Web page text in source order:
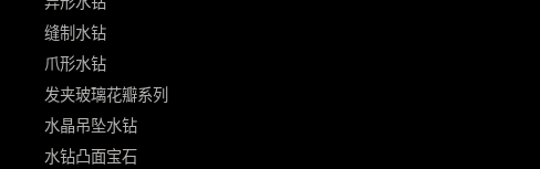
缝制水钻
爪形水钻
发夹玻璃花瓣系列
水晶吊坠水钻
水钻凸面宝石